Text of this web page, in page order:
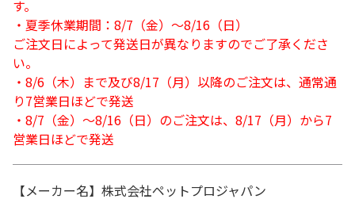
す。
・夏季休業期間：8/7（金）～8/16（日）
ご注文日によって発送日が異なりますのでご了承くださ
い。
・8/6（木）まで及び8/17（月）以降のご注文は、通常通
り7営業日ほどで発送
・8/7（金）～8/16（日）のご注文は、8/17（月）から7
営業日ほどで発送
【メーカー名】株式会社ペットプロジャパン